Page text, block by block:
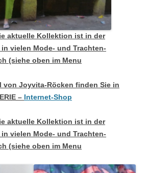
aktuelle Kollektion ist in der
vielen Mode- und Trachten-
(siehe oben im Menu
von Joyvita-Röcken finden Sie in
– Internet-Shop
aktuelle Kollektion ist in der
vielen Mode- und Trachten-
(siehe oben im Menu